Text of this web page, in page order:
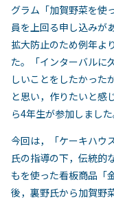
グラム「加賀野菜を使
員を上回る申し込みが
拡大防止のため例年よ
た。「インターバルに
しいことをしたかった
と思い，作りたいと感
ら4年生が参加しました
今回は，「ケーキハウ
氏の指導の下，伝統的
もを使った看板商品「
後，裏野氏から加賀野